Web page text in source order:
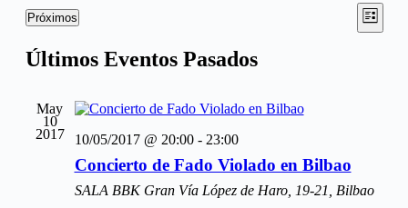
dede
Lista
Próximos
la
fecha.
Últimos Eventos Pasados
May
10
2017
10/05/2017 @ 20:00- 23:00
Concierto de Fado Violado en Bilbao
SALA BBK Gran Vía López de Haro, 19-21, Bilbao